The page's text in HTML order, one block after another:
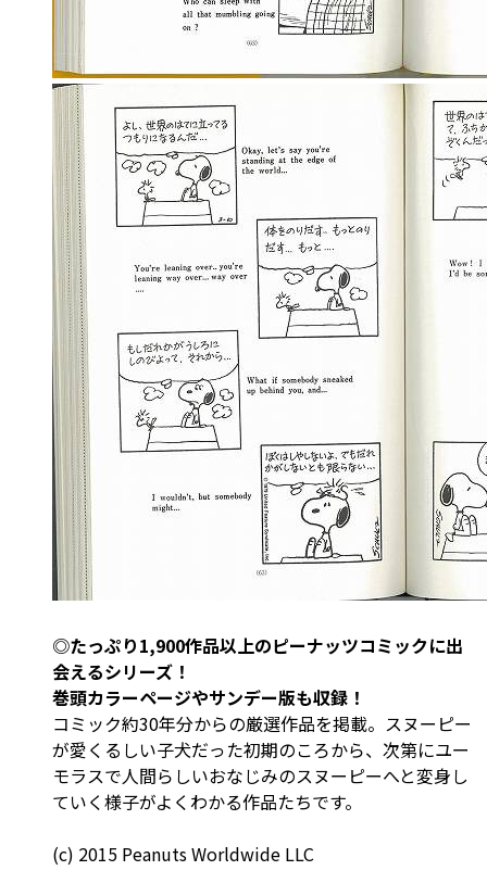
◎たっぷり1,900作品以上のピーナッツコミックに出
会えるシリーズ！
巻頭カラーページやサンデー版も収録！
コミック約30年分からの厳選作品を掲載。スヌーピー
が愛くるしい子犬だった初期のころから、次第にユー
モラスで人間らしいおなじみのスヌーピーへと変身し
ていく様子がよくわかる作品たちです。
(c) 2015 Peanuts Worldwide LLC